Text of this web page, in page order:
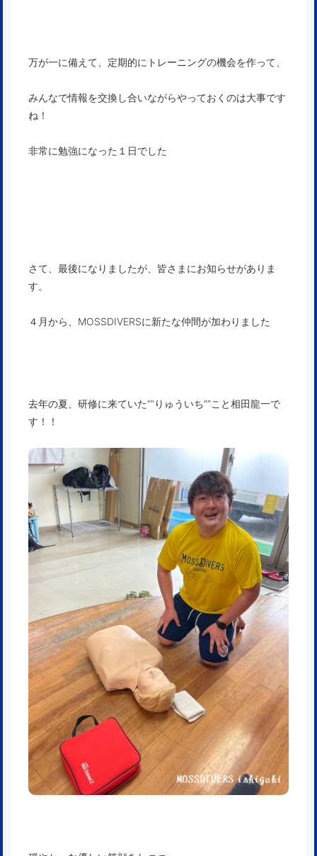
万が一に備えて、定期的にトレーニングの機会を作って、
みんなで情報を交換し合いながらやっておくのは大事です
ね！
非常に勉強になった１日でした
さて、最後になりましたが、皆さまにお知らせがありま
す。
４月から、MOSSDIVERSに新たな仲間が加わりました
去年の夏、研修に来ていた””りゅういち””こと相田龍一で
す！！